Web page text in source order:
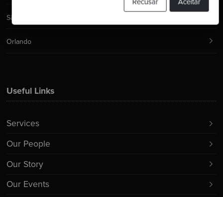
Useful Links
Services
Our People
Our Story
Our Events
São Paulo
Orlando